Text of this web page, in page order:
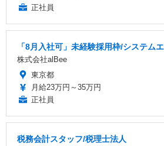
正社員
「8月入社可」未経験採用枠/システム
株式会社alBee
東京都
月給23万円～35万円
正社員
税務会計スタッフ/税理士法人